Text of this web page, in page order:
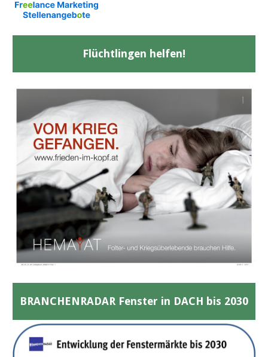
Flüchtlingen helfen!
BRANCHENRADAR Fenster in DACH bis 2030